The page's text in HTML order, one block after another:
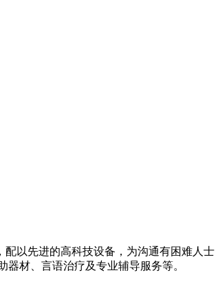
以先进的高科技设备，为沟通有困难人士
器材、言语治疗及专业辅导服务等。